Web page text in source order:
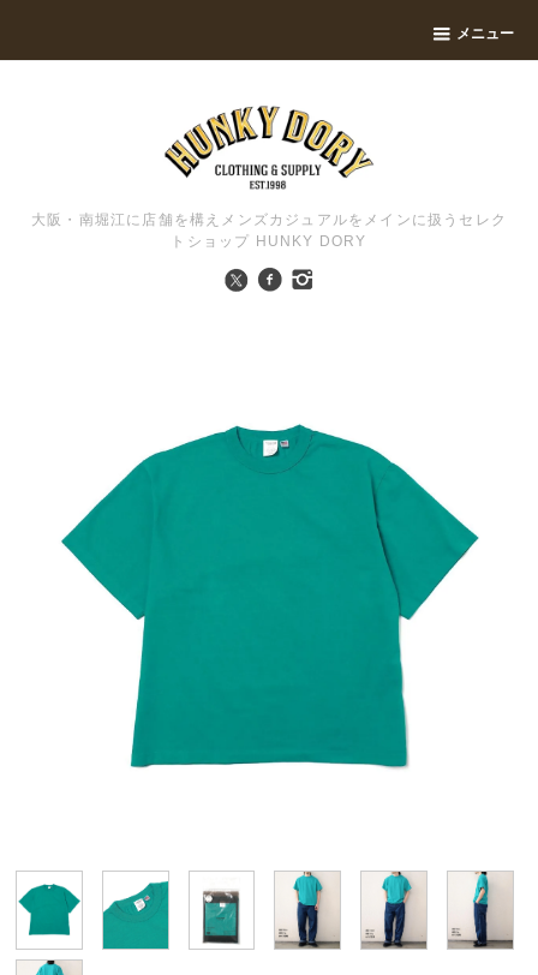
メニュー
大阪・南堀江に店舗を構えメンズカジュアルをメインに扱うセレク
トショップ HUNKY DORY